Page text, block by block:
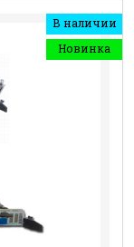
В наличии
Новинка